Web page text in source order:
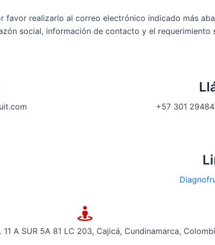
favor realizarlo al correo electrónico indicado más
social, información de contacto y el requerimiento
+57 301
11 A SUR 5A 81 LC 203, Cajicá, Cundinamarca,